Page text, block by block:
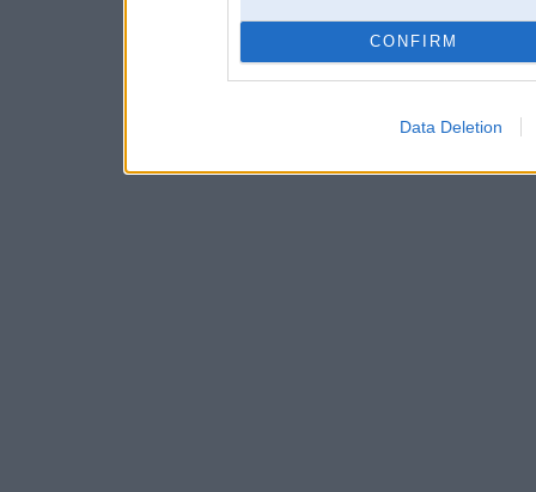
CONFIRM
Data Deletion